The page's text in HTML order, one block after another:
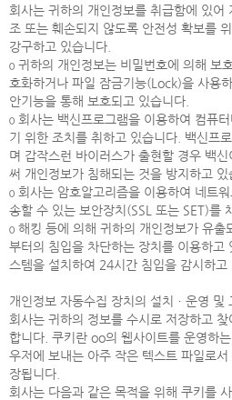
회사는 귀하의 개인정보를 취급함에 있어
조 또는 훼손되지 않도록 안전성 확보를
강구하고 있습니다.
ο 귀하의 개인정보는 비밀번호에 의해 보
호화하거나 파일 잠금기능(Lock)을 사용
안기능을 통해 보호되고 있습니다.
ο 회사는 백신프로그램을 이용하여 컴퓨
기 위한 조치를 취하고 있습니다. 백신프
며 갑작스런 바이러스가 출현할 경우 백
써 개인정보가 침해되는 것을 방지하고 있
ο 회사는 암호알고리즘을 이용하여 네트
송할 수 있는 보안장치(SSL 또는 SET)를
ο 해킹 등에 의해 귀하의 개인정보가 유출
부터의 침입을 차단하는 장치를 이용하고
스템을 설치하여 24시간 침입을 감시하고
개인정보 자동수집 장치의 설치ㆍ운영 및
회사는 귀하의 정보를 수시로 저장하고
합니다. 쿠키란 oo의 웹사이트를 운영하
우저에 보내는 아주 작은 텍스트 파일로
장됩니다.
회사는 다음과 같은 목적을 위해 쿠키를